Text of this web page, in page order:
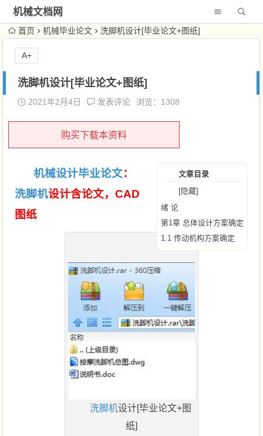
机械文档网
首页 机械毕业论文 洗脚机设计[毕业论文+图纸]
洗脚机设计[毕业论文+图纸]
2021年2月4日 发表评论 浏览：1308
购买下载本资料
文章目录
[隐藏]
绪 论
第1章 总体设计方案确定
1.1 传动机构方案确定
机械设计毕业论文：
洗脚机设计含论文，CAD
图纸
洗脚机设计[毕业论文+图
纸]
A+